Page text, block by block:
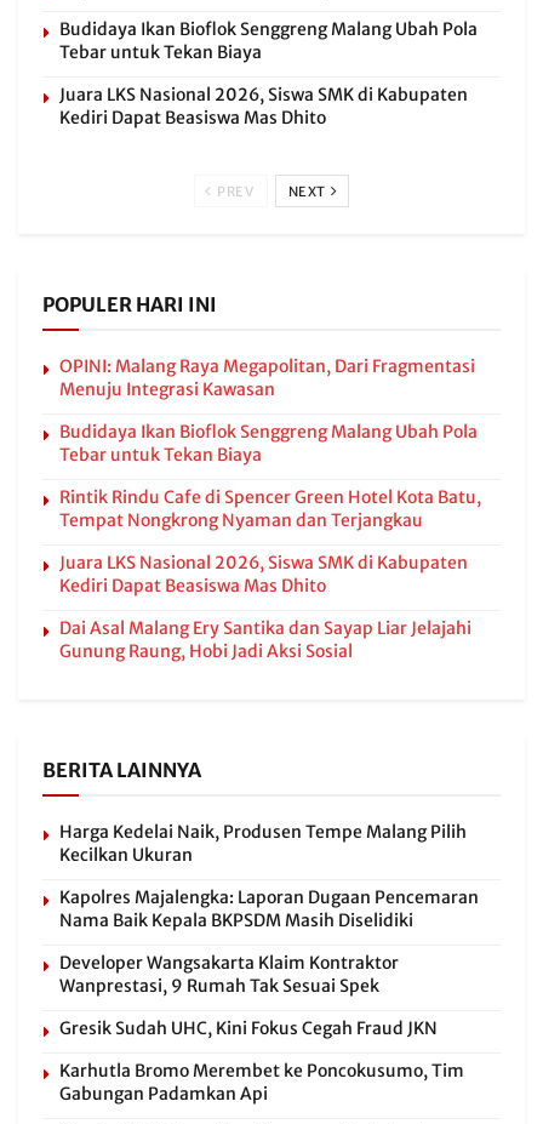
Budidaya Ikan Bioflok Senggreng Malang Ubah Pola
Tebar untuk Tekan Biaya
Juara LKS Nasional 2026, Siswa SMK di Kabupaten
Kediri Dapat Beasiswa Mas Dhito
PREV NEXT
POPULER HARI INI
OPINI: Malang Raya Megapolitan, Dari Fragmentasi
Menuju Integrasi Kawasan
Budidaya Ikan Bioflok Senggreng Malang Ubah Pola
Tebar untuk Tekan Biaya
Rintik Rindu Cafe di Spencer Green Hotel Kota Batu,
Tempat Nongkrong Nyaman dan Terjangkau
Juara LKS Nasional 2026, Siswa SMK di Kabupaten
Kediri Dapat Beasiswa Mas Dhito
Dai Asal Malang Ery Santika dan Sayap Liar Jelajahi
Gunung Raung, Hobi Jadi Aksi Sosial
BERITA LAINNYA
Harga Kedelai Naik, Produsen Tempe Malang Pilih
Kecilkan Ukuran
Kapolres Majalengka: Laporan Dugaan Pencemaran
Nama Baik Kepala BKPSDM Masih Diselidiki
Developer Wangsakarta Klaim Kontraktor
Wanprestasi, 9 Rumah Tak Sesuai Spek
Gresik Sudah UHC, Kini Fokus Cegah Fraud JKN
Karhutla Bromo Merembet ke Poncokusumo, Tim
Gabungan Padamkan Api